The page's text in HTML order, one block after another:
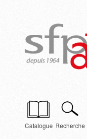
Catalogue Recherche